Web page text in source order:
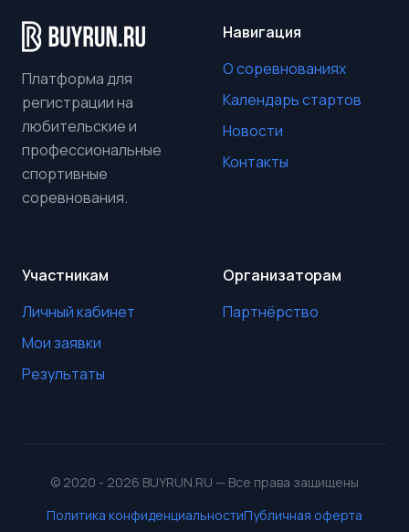
Платформа для
регистрации на
любительские и
профессиональные
спортивные
соревнования.
Навигация
О соревнованиях
Календарь стартов
Новости
Контакты
Участникам
Личный кабинет
Мои заявки
Результаты
Организаторам
Партнёрство
© 2020 - 2026 BUYRUN.RU — Все права защищены
Политика конфиденциальностиПубличная оферта